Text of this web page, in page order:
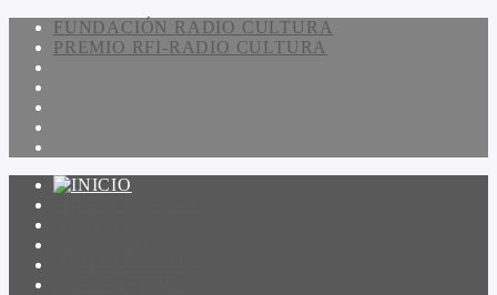
FUNDACIÓN RADIO CULTURA
PREMIO RFI-RADIO CULTURA